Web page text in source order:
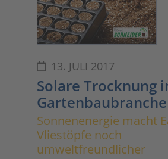
13. JULI 2017
Solare Trocknung
Gartenbaubranche
Sonnenenergie macht
Vliestöpfe noch
umweltfreundlicher